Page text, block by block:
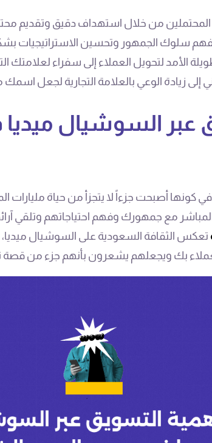
من خلال استهداف دقيق وتقديم
لفهم سلوك الجمهور وتحسين الاستراتيجيات
الأمد لتحويل العملاء إلى سفراء لعلامتك
إلى زيادة الوعي بالعلامة التجارية لجعل
عبر السوشيال ميديا
كونها أصبحت جزءاً لا يتجزأ من حياة مليارات
مع جمهورك وفهم احتياجاتهم وتلقي
تعكس الثقافة السعودية على السوشيال ميديا،
العملاء بك ويجعلهم يشعرون بأنهم جزء من